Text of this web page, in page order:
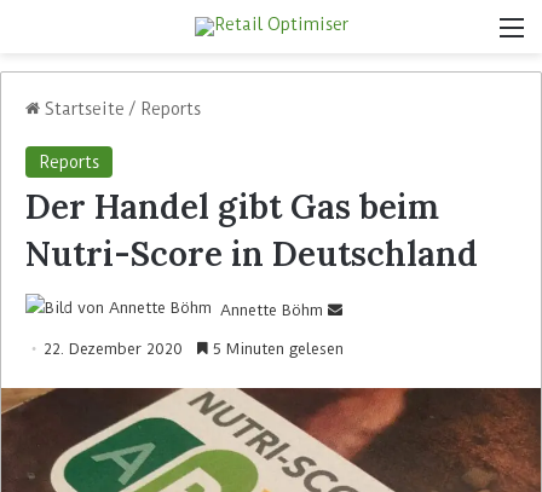
Startseite / Reports
Reports
Der Handel gibt Gas beim
Nutri-Score in Deutschland
Annette Böhm
22. Dezember 2020 5 Minuten gelesen